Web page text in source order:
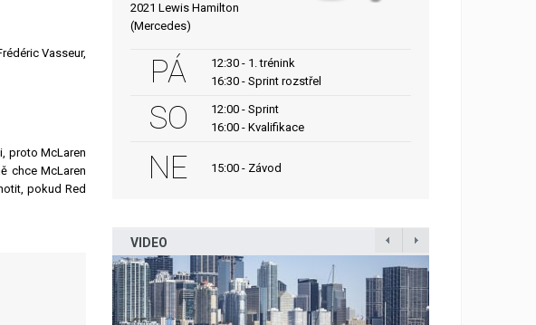
Vasseur,
proto McLaren
chce McLaren
pokud Red
2021 Lewis Hamilton
(Mercedes)
PÁ
12:30 - 1. trénink
16:30 - Sprint rozstřel
SO
12:00 - Sprint
16:00 - Kvalifikace
NE 15:00 - Závod
VIDEO